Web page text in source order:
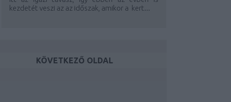
kezdetét veszi az az időszak, amikor a kert...
KÖVETKEZŐ OLDAL